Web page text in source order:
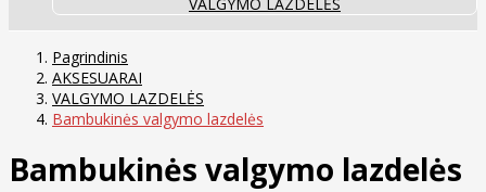
Pagrindinis
AKSESUARAI
VALGYMO LAZDELĖS
Bambukinės valgymo lazdelės
Bambukinės valgymo lazdelės